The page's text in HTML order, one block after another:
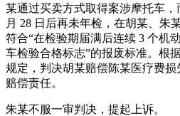
某通过买卖方式取得案涉摩托车，
月 28 日后再未年检，在胡某、朱
符合“在检验期届满后连续 3 个机
车检验合格标志”的报废标准。根
规定，判决胡某赔偿陈某医疗费
赔偿责任。
朱某不服一审判决，提起上诉。